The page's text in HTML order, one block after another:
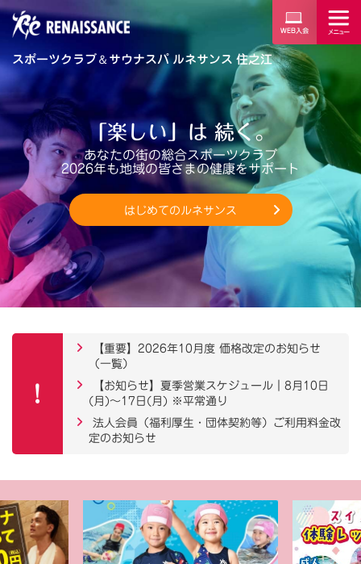
スポーツクラブ＆サウナスパ ルネサンス 住之江
「楽しい」は 続く。
あなたの街の総合スポーツクラブ
2026年も地域の皆さまの健康をサポート
はじめてのルネサンス
【重要】2026年10月度 価格改定のお知らせ
（一覧）
【お知らせ】夏季営業スケジュール｜8月10日
(月)～17日(月) ※平常通り
法人会員（福利厚生・団体契約等）ご利用料金改
定のお知らせ